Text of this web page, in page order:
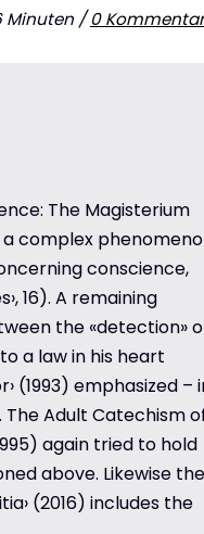
Minuten /0
The Magisterium
complex
conscience,
16). A remaining
the «detection»
a law in his heart
(1993) emphasized –
Adult Catechism
again tried to hold
above. Likewise the
(2016) includes the